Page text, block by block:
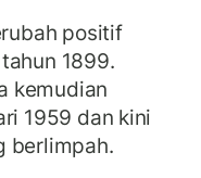
positif
1899.
kemudian
1959 dan kini
berlimpah.